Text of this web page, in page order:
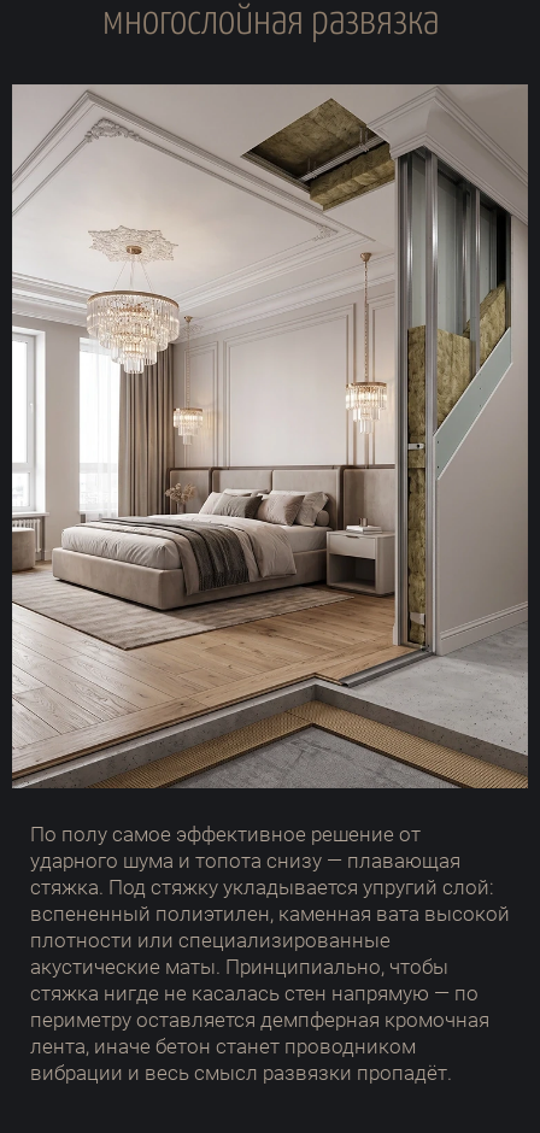
многослойная развязка
По полу самое эффективное решение от
ударного шума и топота снизу — плавающая
стяжка. Под стяжку укладывается упругий слой:
вспененный полиэтилен, каменная вата высокой
плотности или специализированные
акустические маты. Принципиально, чтобы
стяжка нигде не касалась стен напрямую — по
периметру оставляется демпферная кромочная
лента, иначе бетон станет проводником
вибрации и весь смысл развязки пропадёт.